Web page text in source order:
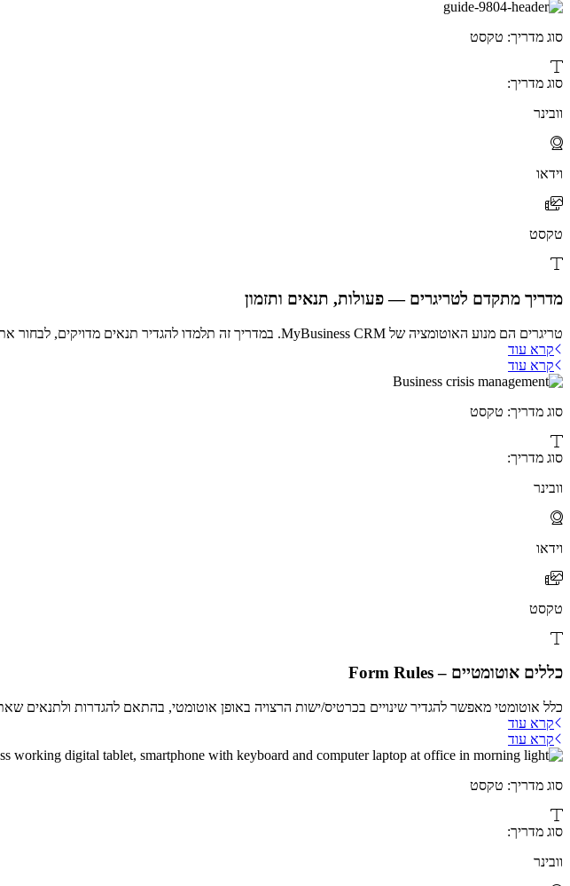
סוג מדריך: טקסט
סוג מדריך:
וובינר
וידאו
טקסט
מדריך מתקדם לטריגרים — פעולות, תנאים ותזמון
טריגרים הם מנוע האוטומציה של MyBusiness CRM. במדריך זה תלמדו להגדיר תנאים מדויקים, לבחור את סוג הפעולה הנכון ולהימנע ...
קרא עוד
קרא עוד
סוג מדריך: טקסט
סוג מדריך:
וובינר
וידאו
טקסט
כללים אוטומטיים – Form Rules
כלל אוטומטי מאפשר להגדיר שינויים בכרטיס/ישות הרצויה באופן אוטומטי, בהתאם להגדרות ולתנאים
קרא עוד
קרא עוד
סוג מדריך: טקסט
סוג מדריך:
וובינר